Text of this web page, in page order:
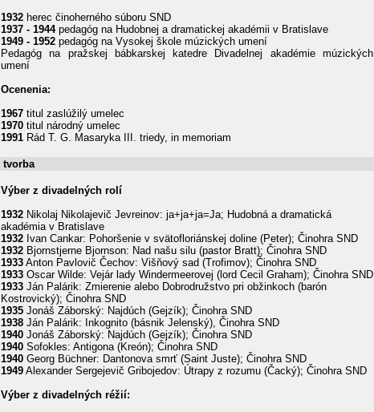
1932 herec činoherného súboru SND
1937 - 1944pedagóg na Hudobnej a dramatickej akadémii v Bratislave
1949 - 1952 pedagóg na Vysokej škole múzických umení
Pedagóg na pražskej bábkarskej katedre Divadelnej akadémie múzických
umení
Ocenenia:
1967 titul zaslúžilý umelec
1970 titul národný umelec
1991 Rád T. G. Masaryka III. triedy, in memoriam
tvorba
Výber z divadelných rolí
1932 Nikolaj Nikolajevič Jevreinov: ja+ja+ja=Ja; Hudobná a dramatická
akadémia v Bratislave
1932 Ivan Cankar: Pohoršenie v svätofloriánskej doline (Peter); Činohra SND
1932 Bjornstjerne Bjornson: Nad našu silu (pastor Bratt); Činohra SND
1933 Anton Pavlovič Čechov: Višňový sad (Trofimov); Činohra SND
1933 Oscar Wilde: Vejár lady Windermeerovej (lord Cecil Graham); Činohra SND
1933 Ján Palárik: Zmierenie alebo Dobrodružstvo pri obžinkoch (barón
Kostrovický); Činohra SND
1935 Jonáš Záborský: Najdúch (Gejzík); Činohra SND
1938 Ján Palárik: Inkognito (básnik Jelenský), Činohra SND
1940 Jonáš Záborský: Najdúch (Gejzík); Činohra SND
1940 Sofokles: Antigona (Kreón); Činohra SND
1940 Georg Büchner: Dantonova smrť (Saint Juste); Činohra SND
1949 Alexander Sergejevič Gribojedov: Útrapy z rozumu (Čacký); Činohra SND
Výber z divadelných réžií: